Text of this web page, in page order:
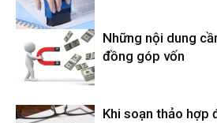
Những nội dung
đồng góp vốn
Khi soạn thảo hợp